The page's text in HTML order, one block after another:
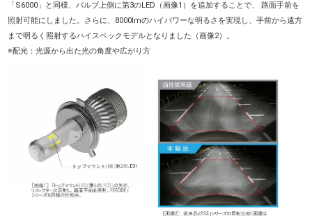
「S6000」と同様、バルブ上側に第3のLED（画像1）を追加することで、 路面手前を
照射可能にしました。さらに、8000lmのハイパワーな明るさを実現し、手前から遠方
まで明るく照射するハイスペックモデルとなりました（画像2）。
※配光：光源から出た光の角度や広がり方